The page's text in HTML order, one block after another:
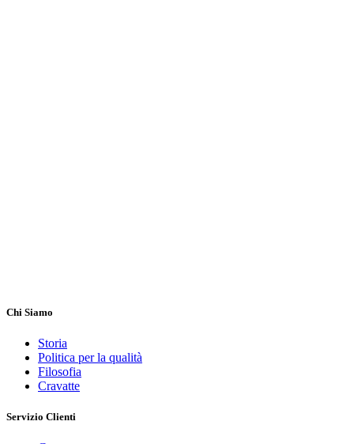
Chi Siamo
Storia
Politica per la qualità
Filosofia
Cravatte
Servizio Clienti